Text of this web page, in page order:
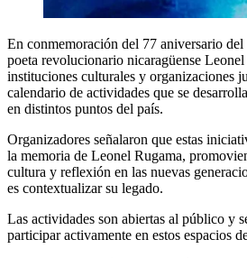
En conmemoración del 77 aniversario
poeta revolucionario nicaragüense
instituciones culturales y organizaciones
calendario de actividades que se
en distintos puntos del país.
Organizadores señalaron que estas
la memoria de Leonel Rugama,
cultura y reflexión en las nuevas
es contextualizar su legado.
Las actividades son abiertas al público y
participar activamente en estos espacios